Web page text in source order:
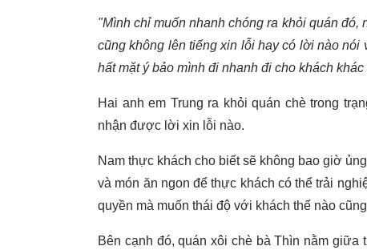
"Mình chỉ muốn nhanh chóng ra khỏi quán
cũng không lên tiếng xin lỗi hay có lời nào
hất mặt ý bảo mình đi nhanh đi cho khách khác
Hai anh em Trung ra khỏi quán chè trong
nhận được lời xin lỗi nào.
Nam thực khách cho biết sẽ không bao giờ
và món ăn ngon để thực khách có thể trải
quyền mà muốn thái độ với khách thế nào
Bên cạnh đó, quán xôi chè bà Thìn nằm